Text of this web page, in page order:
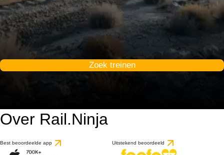
Zoek treinen
Over Rail.Ninja
Best beoordeelde app Uitstekend beoordeeld